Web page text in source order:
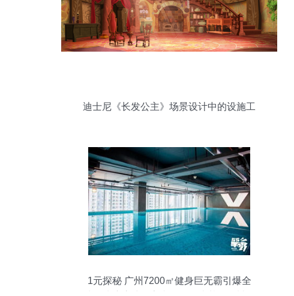
迪士尼《长发公主》场景设计中的设施工
1元探秘 广州7200㎡健身巨无霸引爆全